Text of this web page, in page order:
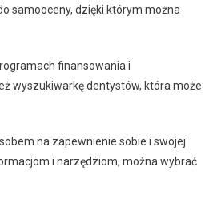
samooceny, dzięki którym można
finansowania i
wyszukiwarkę dentystów, która może
na zapewnienie sobie i swojej
i narzędziom, można wybrać